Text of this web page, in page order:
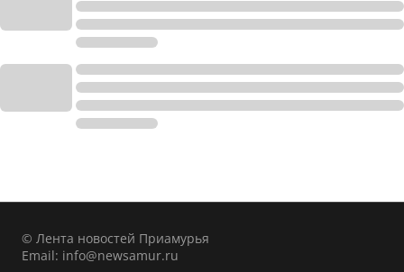
© Лента новостей Приамурья
Email: info@newsamur.ru